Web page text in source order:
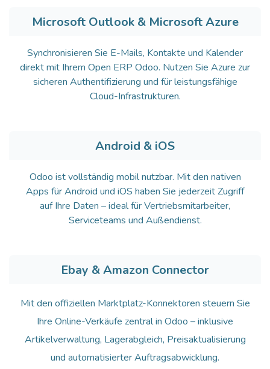
Microsoft Outlook & Microsoft Azure
Synchronisieren Sie E-Mails, Kontakte und Kalender
direkt mit Ihrem Open ERP Odoo. Nutzen Sie Azure zur
sicheren Authentifizierung und für leistungsfähige
Cloud-Infrastrukturen.
Android & iOS
Odoo ist vollständig mobil nutzbar. Mit den nativen
Apps für Android und iOS haben Sie jederzeit Zugriff
auf Ihre Daten – ideal für Vertriebsmitarbeiter,
Serviceteams und Außendienst.
Ebay & Amazon Connector
Mit den offiziellen Marktplatz-Konnektoren steuern Sie
Ihre Online-Verkäufe zentral in Odoo – inklusive
Artikelverwaltung, Lagerabgleich, Preisaktualisierung
und automatisierter Auftragsabwicklung.